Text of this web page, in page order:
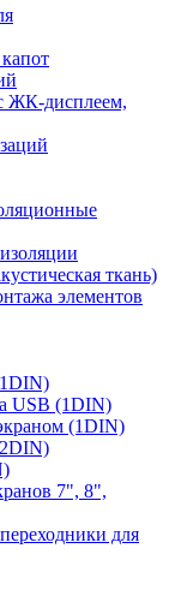
ЖК-дисплеем,
ткань)
элементов
USB (1DIN)
(1DIN)
7", 8",
для